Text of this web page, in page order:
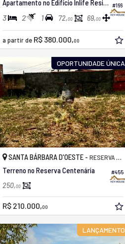
#166
Apartamento no Edifício Inlife Residence
3 2 1 72,00 69,00
a partir de R$ 380.000,00
OPORTUNIDADE ÚNICA
#455
SANTA BÁRBARA D'OESTE - RESERVA CENTENÁRIA
Terreno no Reserva Centenária
250,00
R$ 210.000,00
LANÇAMENTO